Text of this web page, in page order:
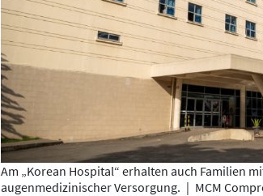
Am „Korean Hospital“ erhalten auch Familien
augenmedizinischer Versorgung. | MCM